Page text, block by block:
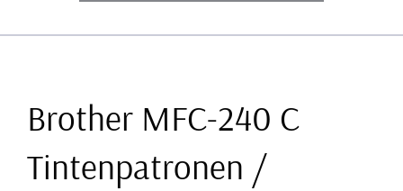
Brother MFC-240 C
Tintenpatronen /